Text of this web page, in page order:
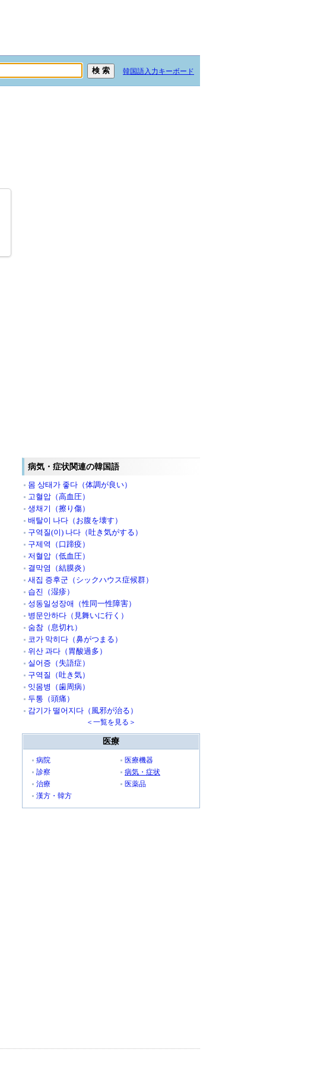
韓国語入力キーボード
病気・症状関連の韓国語
몸 상태가 좋다（体調が良い）
고혈압（高血圧）
생채기（擦り傷）
배탈이 나다（お腹を壊す）
구역질(이) 나다（吐き気がする）
구제역（口蹄疫）
저혈압（低血圧）
결막염（結膜炎）
새집 증후군（シックハウス症候群）
습진（湿疹）
성동일성장애（性同一性障害）
병문안하다（見舞いに行く）
숨참（息切れ）
코가 막히다（鼻がつまる）
위산 과다（胃酸過多）
실어증（失語症）
구역질（吐き気）
잇몸병（歯周病）
두통（頭痛）
감기가 떨어지다（風邪が治る）
＜一覧を見る＞
医療
病院
医療機器
診察
病気・症状
治療
医薬品
漢方・韓方